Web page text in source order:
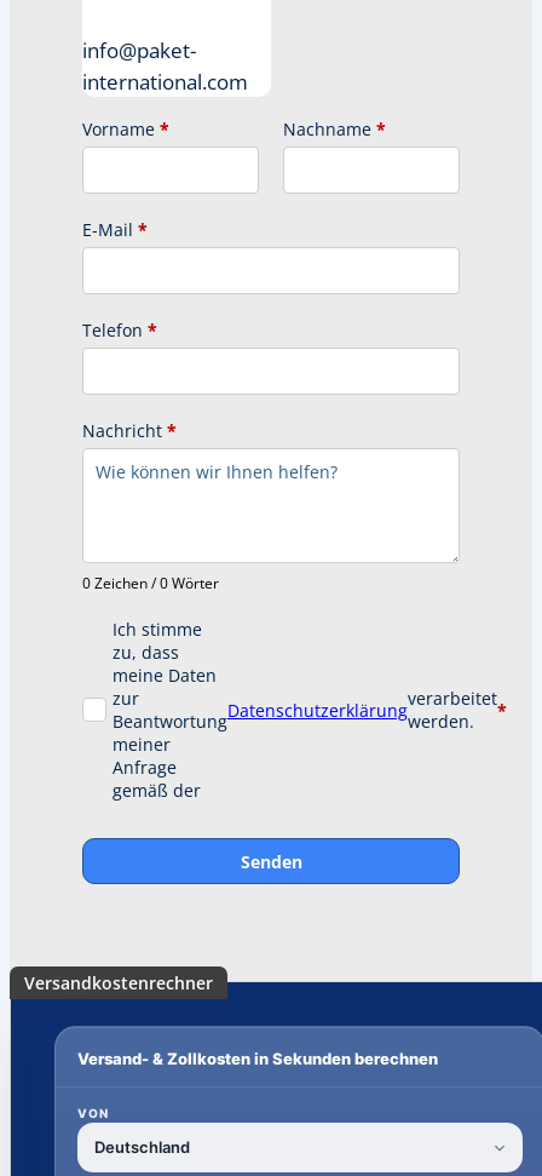
info@paket-
international.com
Vorname * Nachname *
E-Mail *
Telefon *
Nachricht *
0 Zeichen / 0 Wörter
Ich stimme
zu, dass
meine Daten
zur
Beantwortung
meiner
Anfrage
gemäß der
Datenschutzerklärungverarbeitet
werden.
*
Senden
Versandkostenrechner
Versand- & Zollkosten in Sekunden berechnen
VON